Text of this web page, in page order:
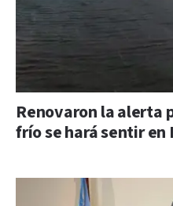
Renovaron la alerta
frío se hará sentir en